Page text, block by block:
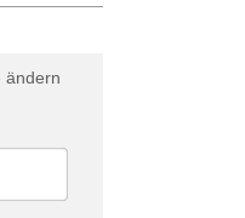
ändern